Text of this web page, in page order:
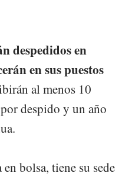
despedidos en
en sus puestos
al menos 10
despido y un año
bolsa, tiene su sede